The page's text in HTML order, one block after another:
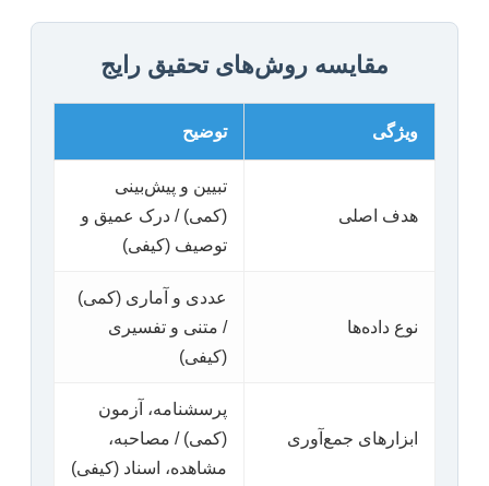
مقایسه روش‌های تحقیق رایج
ویژگی توضیح
هدف اصلی
تبیین و پیش‌بینی
(کمی) / درک عمیق و
توصیف (کیفی)
نوع داده‌ها
عددی و آماری (کمی)
/ متنی و تفسیری
(کیفی)
ابزارهای جمع‌آوری
پرسشنامه، آزمون
(کمی) / مصاحبه،
مشاهده، اسناد (کیفی)